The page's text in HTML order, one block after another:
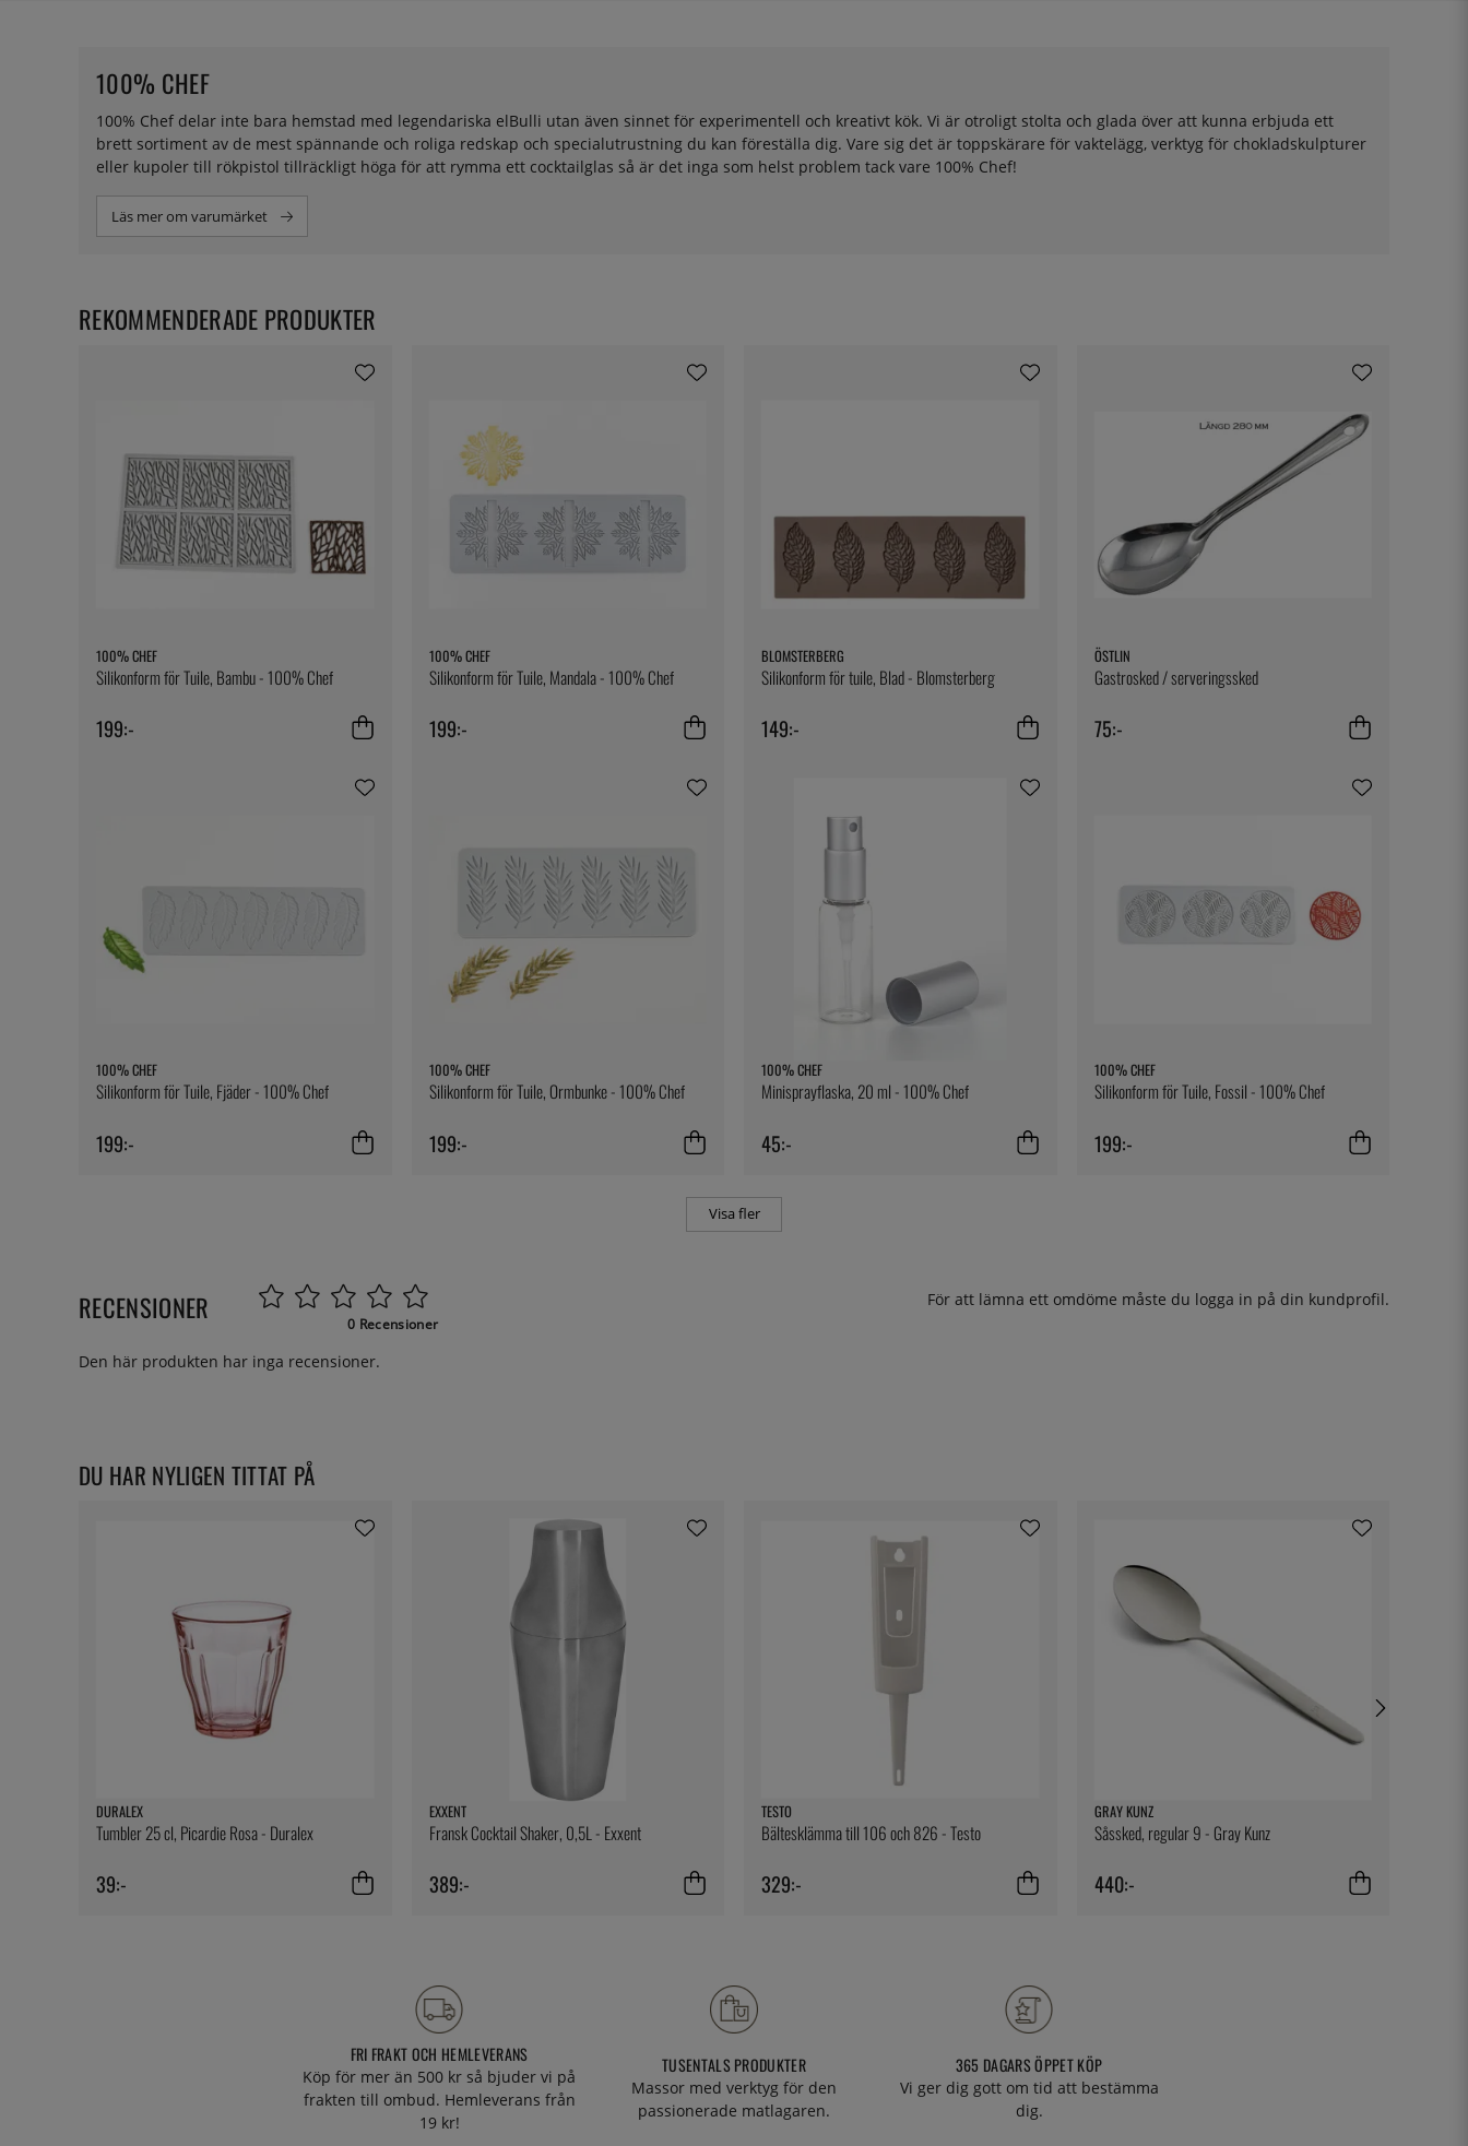
100% Chef delar inte bara hemstad med legendariska elBulli utan även sinnet för experimentell och kreativt kök. Vi är otroligt stolta och glada över att kunna erbjuda ett
brett sortiment av de mest spännande och roliga redskap och specialutrustning du kan föreställa dig. Vare sig det är toppskärare för vaktelägg, verktyg för chokladskulpturer
eller kupoler till rökpistol tillräckligt höga för att rymma ett cocktailglas så är det inga som helst problem tack vare 100% Chef!
100% CHEF
Läs mer om varumärket
100% CHEF
Silikonform för Tuile, Bambu - 100% Chef
199:-
100% CHEF
Silikonform för Tuile, Mandala - 100% Chef
199:-
BLOMSTERBERG
Silikonform för tuile, Blad - Blomsterberg
149:-
ÖSTLIN
Gastrosked / serveringssked
75:-
100% CHEF
Silikonform för Tuile, Fjäder - 100% Chef
199:-
100% CHEF
Silikonform för Tuile, Ormbunke - 100% Chef
199:-
100% CHEF
Minisprayflaska, 20 ml - 100% Chef
45:-
100% CHEF
Silikonform för Tuile, Fossil - 100% Chef
199:-
Visa fler
REKOMMENDERADE PRODUKTER
RECENSIONER 0 Recensioner
För att lämna ett omdöme måste du logga in på din kundprofil.
Den här produkten har inga recensioner.
DU HAR NYLIGEN TITTAT PÅ
DURALEX
Tumbler 25 cl, Picardie Rosa - Duralex
39:-
EXXENT
Fransk Cocktail Shaker, 0,5L - Exxent
389:-
TESTO
Bältesklämma till 106 och 826 - Testo
329:-
GRAY KUNZ
Såssked, regular 9 - Gray Kunz
440:-
FRI FRAKT OCH HEMLEVERANS
Köp för mer än 500 kr så bjuder vi på
frakten till ombud. Hemleverans från
19 kr!
TUSENTALS PRODUKTER
Massor med verktyg för den
passionerade matlagaren.
365 DAGARS ÖPPET KÖP
Vi ger dig gott om tid att bestämma
dig.